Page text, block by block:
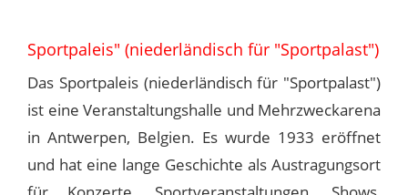
Sportpaleis" (niederländisch für "Sportpalast")
Das Sportpaleis (niederländisch für "Sportpalast")
ist eine Veranstaltungshalle und Mehrzweckarena
in Antwerpen, Belgien. Es wurde 1933 eröffnet
und hat eine lange Geschichte als Austragungsort